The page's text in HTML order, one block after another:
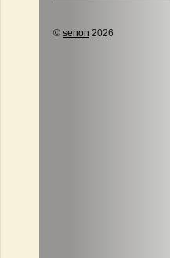
© senon 2026